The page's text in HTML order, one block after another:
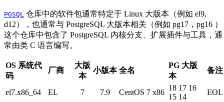
PGSQL 仓库中的软件包通常特定于 Linux 大版本（例如 el9,
d12），也通常与 PostgreSQL 大版本相关（例如 pg17，pg16 ）
这个仓库中包含了 PostgreSQL 内核分支、扩展插件与工具，通
常由类 C 语言编写。
OS 系统代
码
厂商
大版
本
小版本 全名
PG 大版
本
备注
el7.x86_64 EL 7 7.9 CentOS 7 x86
18 17 16
15 14
EOL